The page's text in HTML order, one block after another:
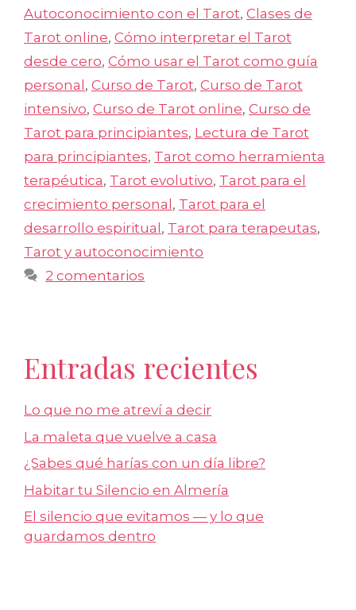
Autoconocimiento con el Tarot, Clases de
Tarot online, Cómo interpretar el Tarot
desde cero, Cómo usar el Tarot como guía
personal , Curso de Tarot, Curso de Tarot
intensivo, Curso de Tarot online, Curso de
Tarot para principiantes, Lectura de Tarot
para principiantes, Tarot como herramienta
terapéutica, Tarot evolutivo, Tarot para el
crecimiento personal , Tarot para el
desarrollo espiritual , Tarot para terapeutas,
Tarot y autoconocimiento
2 comentarios
Entradas recientes
Lo que no me atreví a decir
La maleta que vuelve a casa
¿Sabes qué harías con un día libre?
Habitar tu Silencio en Almería
El silencio que evitamos — y lo que
guardamos dentro